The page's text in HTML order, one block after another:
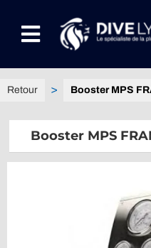
contenuToggle
Navigation
NOTRE UNIVERS
CONTACTEZ-NOUS
Booster MPS
Booster MPS